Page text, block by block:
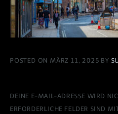
POSTED ON MÄRZ 11, 2025 BY
DEINE E-MAIL-ADRESSE WIRD
ERFORDERLICHE FELDER SIND